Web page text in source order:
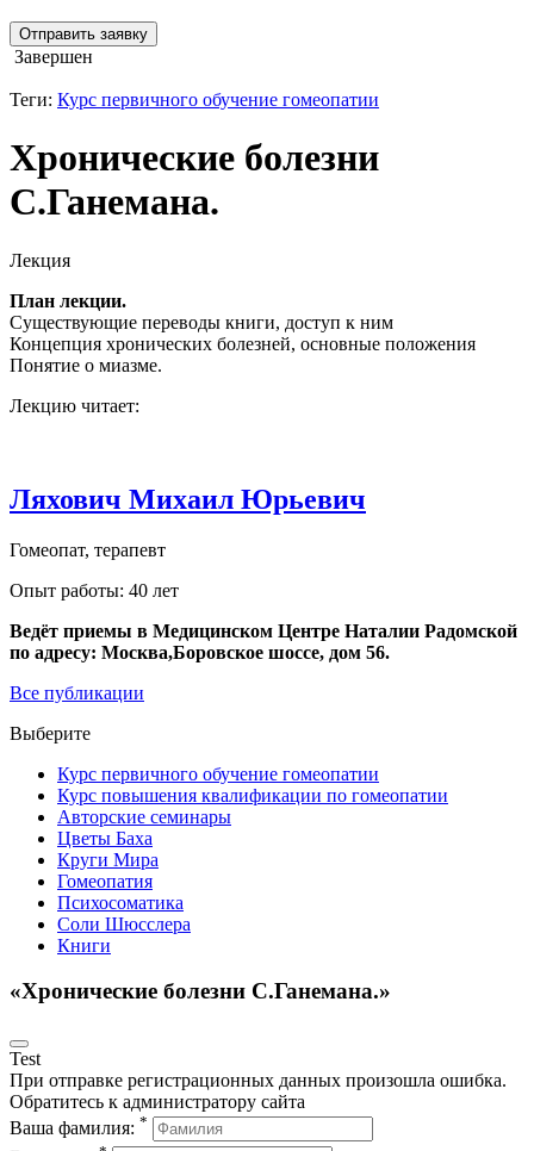
Отправить заявку
Завершен
Теги: Курс первичного обучение гомеопатии
Хронические болезни
С.Ганемана.
Лекция
План лекции.
Существующие переводы книги, доступ к ним
Концепция хронических болезней, основные положения
Понятие о миазме.
Лекцию читает:
Ляхович Михаил Юрьевич
Гомеопат, терапевт
Опыт работы: 40 лет
Ведёт приемы в Медицинском Центре Наталии Радомской
по адресу: Москва,Боровское шоссе, дом 56.
Все публикации
Выберите
Курс первичного обучение гомеопатии
Курс повышения квалификации по гомеопатии
Авторские семинары
Цветы Баха
Круги Мира
Гомеопатия
Психосоматика
Соли Шюсслера
Книги
«Хронические болезни С.Ганемана.»
Test
При отправке регистрационных данных произошла ошибка.
Обратитесь к администратору сайта
Ваша фамилия: *